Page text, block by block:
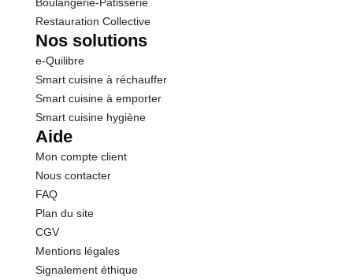
Thiamine
Riboflavine
Niacine
Vitamine B 6
dont Acide folique
Vitamine B 12
dont Acide pantothénique
Restauration Collective
Nos solutions
e-Quilibre
Smart cuisine à réchauffer
Smart cuisine à emporter
Smart cuisine hygiène
Aide
Mon compte client
Nous contacter
FAQ
Plan du site
CGV
Mentions légales
Signalement éthique